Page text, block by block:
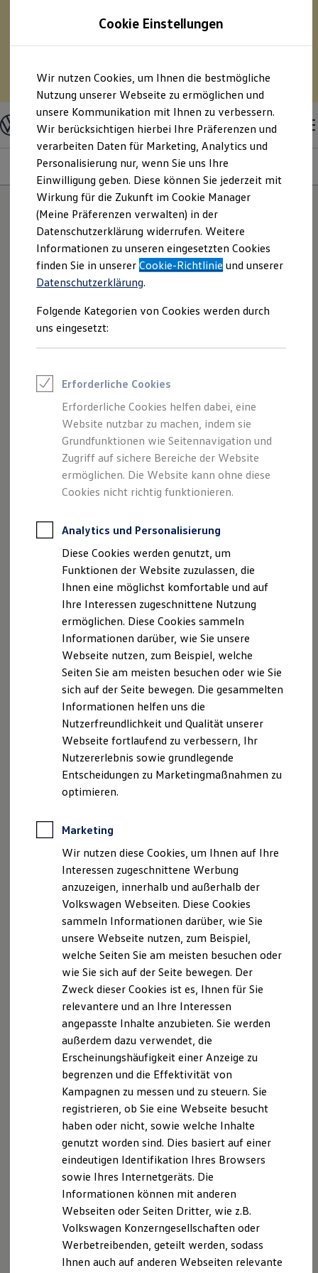
Hauptinhalt
springen
Footer
springen
75 % Sonderabschreibung auf E-Fahrzeuge? – Und
pro Monat Geld sparen?– Berechnen Sie mit
unserem Kostensimulator Ihre Spritersparnis durch
Zum Kostensimulator
Nutzfahrzeuge
Modelle & Konfigurator
Nutzfahrzeugkategorien entdecken
Modelle konfigurieren
Konfiguration laden
Modelle vergleichen
Vorgängermodelle und Oldtimer
Vorgängermodelle
Oldtimer
Bulli Historie
Branchenlösungen & Gewerbekunden
Umbaulösungen und Hersteller finden
Auf- und Umbauten entdecken & konfigurieren
Groß- und Sonderkunden
Großkunden
Journalisten
Sportvereine
Branchenlösungen
Bau & Handwerk
Kurier, Logistik & Handel
Menschen mit Behinderung
Kühlfahrzeuge
Feuerwehr
Rettungsdienste
ONE Business ID Vorteile
Fahrzeugsuche & Marktplatz
Fahrzeugsuche
Fahrzeuge online kaufen
Online-Fahrzeugbewertung
E-Auto-Förderung
Für Privatkunden
Für Gewerbekunden
Profi Paket
TopDeal
Gebrauchtwagen
ProfiPartner für Gebrauchtwagen
Zertifizierte Gebrauchtwagen
Finanzierung
Für Privatkunden
Für Gewerbekunden
Leasing
Für Privatkunden
Für Gewerbekunden
Versicherungen & Garantien
Garantien
Kfz-Versicherung für Nutzfahrzeuge
Restschuldversicherung
Wartungsverträge
Besitzer & Service
Sommer-Special
Reparatur, Pflege & Inspektion
Servicetermin anfragen
Service-Vorteile bei Volkswagen Nutzfahrzeuge
ServicePlus
Economy Service
Räder & Reifen Service
Ersatzfahrzeuge
Notdienst und Pannenhilfe
Software, Konnektivität & Apps
California App
VW Connect für Ihren Transporter/Caravelle
VW Connect für Ihren Amarok
VW Connect für andere Modelle
Fleet Interface Data
Multistop Pathfinder
Übersicht Software Updates
Hilfreiches für Besitzer
Digitales Bordbuch
Fahrerassistenz- und Sicherheitssysteme
Kontrollleuchten
Kurzfahrprofile und Ölverdünnung
Batterieverordnung
XTL-Dieselkraftstoff
Ersatzteile und Betriebsflüssigkeiten
Original Zubehör und Lifestyle Produkte
myVolkswagen
myVolkswagen Business
Elektrisch & Autonom
Unser Ansatz
Klimafreundlicher Strom
Reichweite & Ladelösungen
Genius Motoren Farben Interieur Räder/Reifen
KI-Konfiguration
Stellen Sie Ihren Traumwagen mit künstlicher
Intelligenz noch einfacher zusammen. Aus Rücksicht
fahrzeugspezifische Angaben zu machen.
Beschreiben Sie den
NurDer ID. Buzz
Cookie Einstellungen
Wir nutzen Cookies, um Ihnen die bestmögliche
Nutzung unserer Webseite zu ermöglichen und
unsere Kommunikation mit Ihnen zu verbessern.
Wir berücksichtigen hierbei Ihre Präferenzen und
verarbeiten Daten für Marketing, Analytics und
Personalisierung nur, wenn Sie uns Ihre
Einwilligung geben. Diese können Sie jederzeit mit
Wirkung für die Zukunft im Cookie Manager
(Meine Präferenzen verwalten) in der
Datenschutzerklärung widerrufen. Weitere
Informationen zu unseren eingesetzten Cookies
finden Sie in unsererCookie-Richtlinie und unserer
Datenschutzerklärung.
Folgende Kategorien von Cookies werden durch
uns eingesetzt:
Erforderliche Cookies
Erforderliche Cookies helfen dabei, eine
Website nutzbar zu machen, indem sie
Grundfunktionen wie Seitennavigation und
Zugriff auf sichere Bereiche der Website
ermöglichen. Die Website kann ohne diese
Cookies nicht richtig funktionieren.
Analytics und Personalisierung
Diese Cookies werden genutzt, um
Funktionen der Website zuzulassen, die
Ihnen eine möglichst komfortable und auf
Ihre Interessen zugeschnittene Nutzung
ermöglichen. Diese Cookies sammeln
Informationen darüber, wie Sie unsere
Webseite nutzen, zum Beispiel, welche
Seiten Sie am meisten besuchen oder wie Sie
sich auf der Seite bewegen. Die gesammelten
Informationen helfen uns die
Nutzerfreundlichkeit und Qualität unserer
Webseite fortlaufend zu verbessern, Ihr
Nutzererlebnis sowie grundlegende
Entscheidungen zu Marketingmaßnahmen zu
optimieren.
Marketing
Wir nutzen diese Cookies, um Ihnen auf Ihre
Interessen zugeschnittene Werbung
anzuzeigen, innerhalb und außerhalb der
Volkswagen Webseiten. Diese Cookies
sammeln Informationen darüber, wie Sie
unsere Webseite nutzen, zum Beispiel,
welche Seiten Sie am meisten besuchen oder
wie Sie sich auf der Seite bewegen. Der
Zweck dieser Cookies ist es, Ihnen für Sie
relevantere und an Ihre Interessen
angepasste Inhalte anzubieten. Sie werden
außerdem dazu verwendet, die
Erscheinungshäufigkeit einer Anzeige zu
begrenzen und die Effektivität von
Kampagnen zu messen und zu steuern. Sie
registrieren, ob Sie eine Webseite besucht
haben oder nicht, sowie welche Inhalte
genutzt worden sind. Dies basiert auf einer
eindeutigen Identifikation Ihres Browsers
sowie Ihres Internetgeräts. Die
Informationen können mit anderen
Webseiten oder Seiten Dritter, wie z.B.
Volkswagen Konzerngesellschaften oder
Werbetreibenden, geteilt werden, sodass
Ihnen auch auf anderen Webseiten relevante